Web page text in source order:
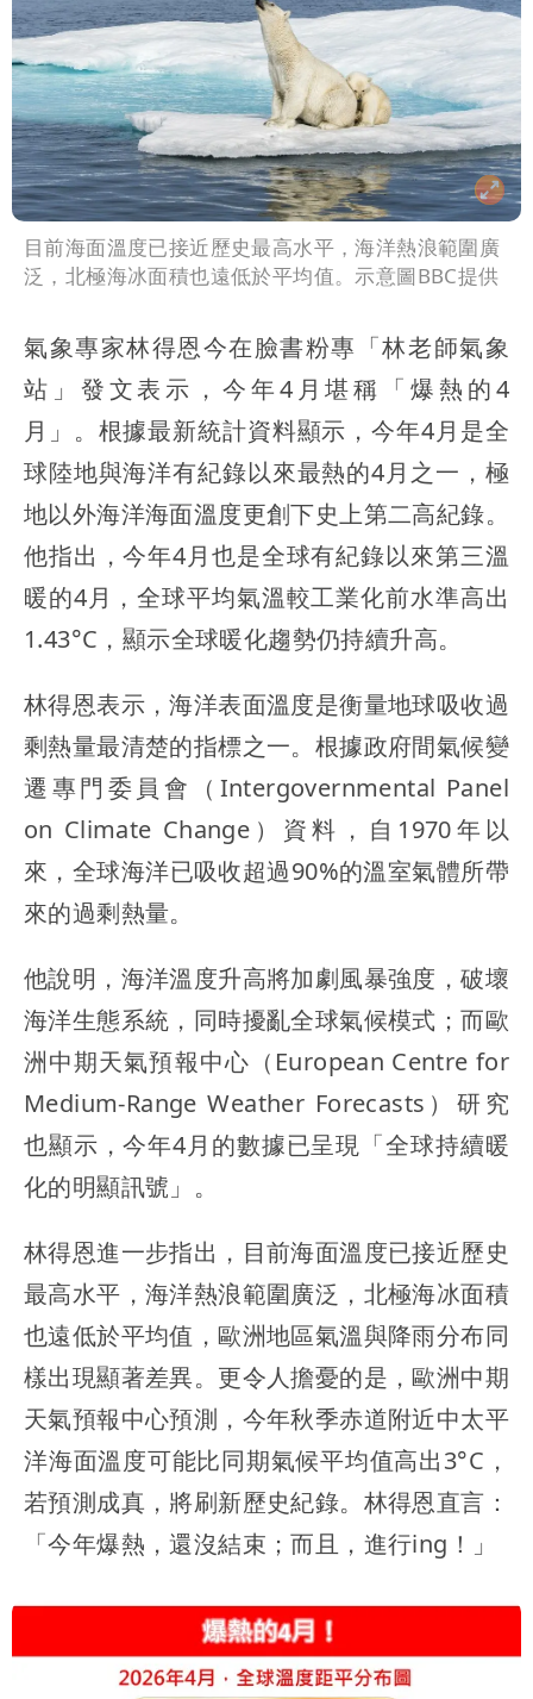
目前海面溫度已接近歷史最高水平，海洋熱浪範圍廣
泛，北極海冰面積也遠低於平均值。示意圖BBC提供
氣象專家林得恩今在臉書粉專「林老師氣象
站」發文表示，今年4月堪稱「爆熱的4
月」。根據最新統計資料顯示，今年4月是全
球陸地與海洋有紀錄以來最熱的4月之一，極
地以外海洋海面溫度更創下史上第二高紀錄。
他指出，今年4月也是全球有紀錄以來第三溫
暖的4月，全球平均氣溫較工業化前水準高出
1.43°C，顯示全球暖化趨勢仍持續升高。
林得恩表示，海洋表面溫度是衡量地球吸收過
剩熱量最清楚的指標之一。根據政府間氣候變
遷專門委員會（Intergovernmental Panel
on Climate Change）資料，自1970年以
來，全球海洋已吸收超過90%的溫室氣體所帶
來的過剩熱量。
他說明，海洋溫度升高將加劇風暴強度，破壞
海洋生態系統，同時擾亂全球氣候模式；而歐
洲中期天氣預報中心（European Centre for
Medium-Range Weather Forecasts）研究
也顯示，今年4月的數據已呈現「全球持續暖
化的明顯訊號」。
林得恩進一步指出，目前海面溫度已接近歷史
最高水平，海洋熱浪範圍廣泛，北極海冰面積
也遠低於平均值，歐洲地區氣溫與降雨分布同
樣出現顯著差異。更令人擔憂的是，歐洲中期
天氣預報中心預測，今年秋季赤道附近中太平
洋海面溫度可能比同期氣候平均值高出3°C，
若預測成真，將刷新歷史紀錄。林得恩直言：
「今年爆熱，還沒結束；而且，進行ing！」